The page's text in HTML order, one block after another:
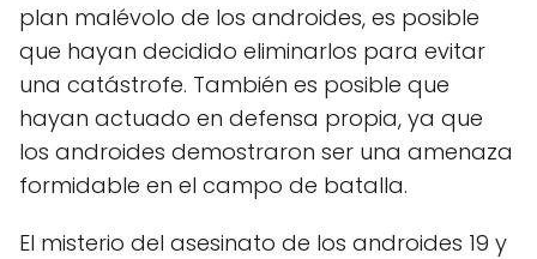
plan malévolo de los androides, es posible
que hayan decidido eliminarlos para evitar
una catástrofe. También es posible que
hayan actuado en defensa propia, ya que
los androides demostraron ser una amenaza
formidable en el campo de batalla.
El misterio del asesinato de los androides 19 y